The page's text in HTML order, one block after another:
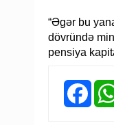
“Əgər bu
dövründə
pensiya